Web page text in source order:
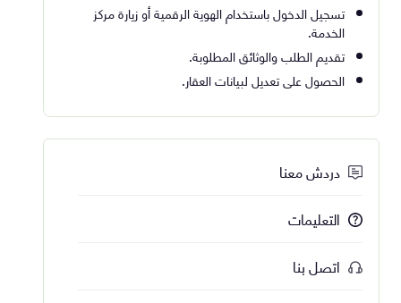
تسجيل الدخول باستخدام الهوية الرقمية أو زيارة مركز
الخدمة.
تقديم الطلب والوثائق المطلوبة.
الحصول على تعديل لبيانات العقار.
دردش معنا
التعليمات
اتصل بنا